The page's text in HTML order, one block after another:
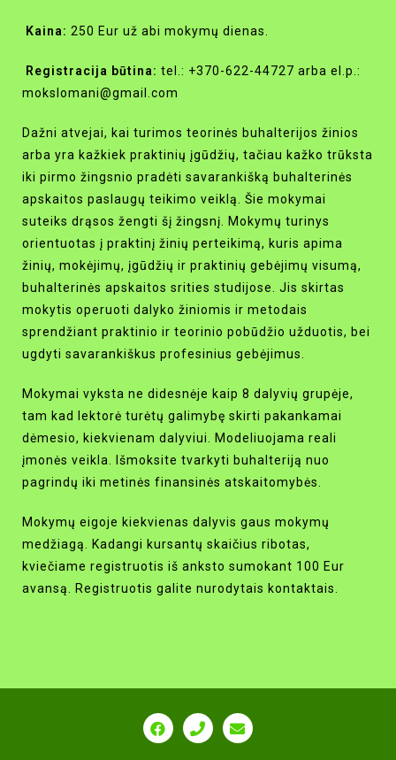
Kaina: 250 Eur už abi mokymų dienas.
Registracija būtina: tel.: +370-622-44727 arba el.p.:
mokslomani@gmail.com
Dažni atvejai, kai turimos teorinės buhalterijos žinios
arba yra kažkiek praktinių įgūdžių, tačiau kažko trūksta
iki pirmo žingsnio pradėti savarankišką buhalterinės
apskaitos paslaugų teikimo veiklą. Šie mokymai
suteiks drąsos žengti šį žingsnį. Mokymų turinys
orientuotas į praktinį žinių perteikimą, kuris apima
žinių, mokėjimų, įgūdžių ir praktinių gebėjimų visumą,
buhalterinės apskaitos srities studijose. Jis skirtas
mokytis operuoti dalyko žiniomis ir metodais
sprendžiant praktinio ir teorinio pobūdžio užduotis, bei
ugdyti savarankiškus profesinius gebėjimus.
Mokymai vyksta ne didesnėje kaip 8 dalyvių grupėje,
tam kad lektorė turėtų galimybę skirti pakankamai
dėmesio, kiekvienam dalyviui. Modeliuojama reali
įmonės veikla. Išmoksite tvarkyti buhalteriją nuo
pagrindų iki metinės finansinės atskaitomybės.
Mokymų eigoje kiekvienas dalyvis gaus mokymų
medžiagą. Kadangi kursantų skaičius ribotas,
kviečiame registruotis iš anksto sumokant 100 Eur
avansą. Registruotis galite nurodytais kontaktais.